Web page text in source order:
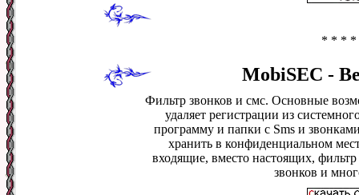
* * * *
MobiSEC -
Фильтр звонков и смс. Основные
удаляет регистрации из
программу и папки с Sms и
хранить в конфиденциальном
входящие, вместо настоящих,
звонков и